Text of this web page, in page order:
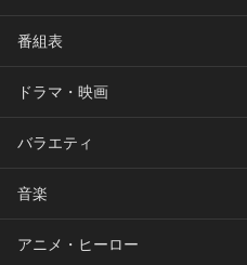
番組表
ドラマ・映画
バラエティ
音楽
アニメ・ヒーロー